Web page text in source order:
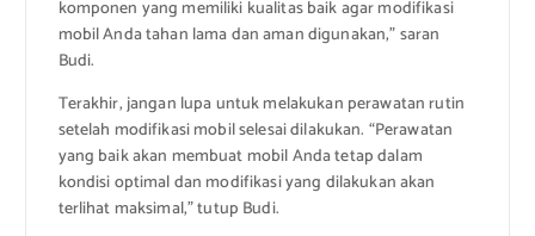
komponen yang memiliki kualitas baik agar modifikasi
mobil Anda tahan lama dan aman digunakan,” saran
Budi.
Terakhir, jangan lupa untuk melakukan perawatan rutin
setelah modifikasi mobil selesai dilakukan. “Perawatan
yang baik akan membuat mobil Anda tetap dalam
kondisi optimal dan modifikasi yang dilakukan akan
terlihat maksimal,” tutup Budi.